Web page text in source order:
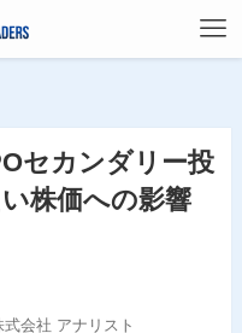
セカンダリー投
株価への影響
式会社 アナリスト